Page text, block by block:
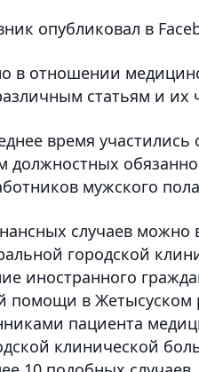
опубликовал в
в отношении
статьям и их
время
мужского
случаев
городской
иностранного
помощи в
пациента
клинической